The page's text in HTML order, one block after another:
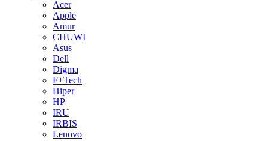
Acer
Apple
Amur
CHUWI
Asus
Dell
Digma
F+Tech
Hiper
HP
IRU
IRBIS
Lenovo